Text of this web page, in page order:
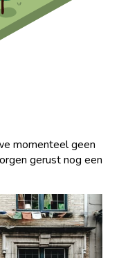
momenteel geen
gerust nog een